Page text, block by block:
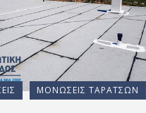
ΜΟΝΏΣΕΙΣ ΤΑΡΑΤΣΏΝ